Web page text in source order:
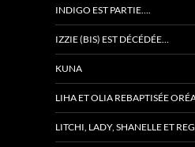
INDIGO EST PARTIE….
IZZIE (BIS) EST DÉCÉDÉE…
KUNA
LIHA ET OLIA REBAPTISÉE
LITCHI, LADY, SHANELLE ET